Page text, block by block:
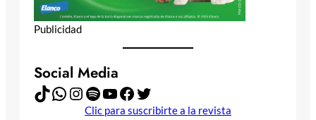
Publicidad
Social Media
TikTok WhatsApp Instagram Spotify YouTube Facebook Twitter
Clic para suscribirte a la revista